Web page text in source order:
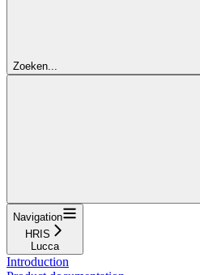
Zoeken...
Navigation
HRIS
Lucca
Introduction